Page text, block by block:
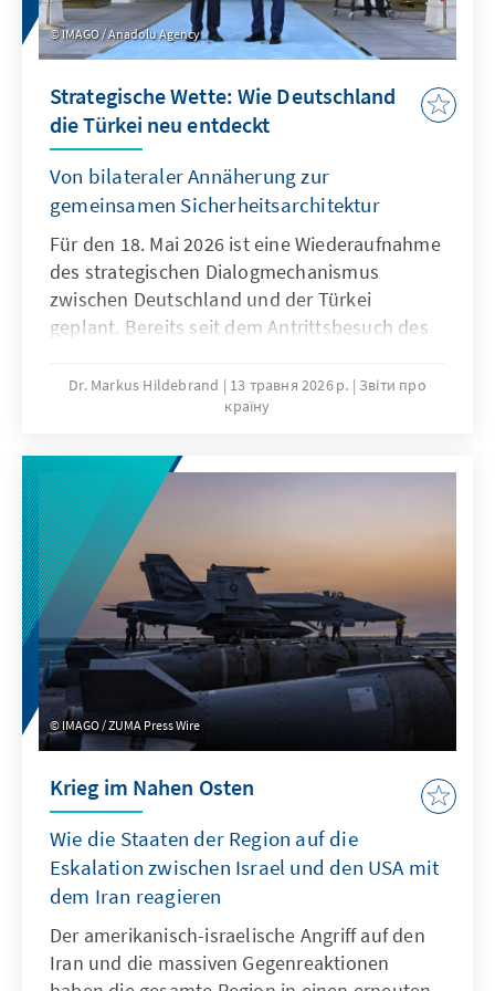
IMAGO / Anadolu Agency
Strategische Wette: Wie Deutschland
die Türkei neu entdeckt
Von bilateraler Annäherung zur
gemeinsamen Sicherheitsarchitektur
Für den 18. Mai 2026 ist eine Wiederaufnahme
des strategischen Dialogmechanismus
zwischen Deutschland und der Türkei
geplant. Bereits seit dem Antrittsbesuch des
Oktober 2025 befinden sich die deutsch-
türkischen Beziehungen in
derzeit eine greifbare Möglichkeit, konkrete
Fortschritte in der gemeinsamen
Zusammenarbeit zu erzielen. Die Türkei ist
aus deutscher Perspektive verstärkt als
sicherheitspolitischer Partner in den Fokus
gerückt. Der anstehende NATO-Gipfel 2026 in
Ankara im Juli dieses Jahres bietet eine
wertvolle Gelegenheit, die verteidigungs- und
rüstungspolitische Kooperation mit der Türkei
zu stärken. Wichtige inhaltliche Impulse kann
zudem die bevorstehende 18. Istanbul
Dr. Markus Hildebrand 13 травня 2026 р.
Звіти про
країну
IMAGO / ZUMA Press Wire
Krieg im Nahen Osten
Wie die Staaten der Region auf die
Eskalation zwischen Israel und den USA mit
dem Iran reagieren
Der amerikanisch-israelische Angriff auf den
Iran und die massiven Gegenreaktionen